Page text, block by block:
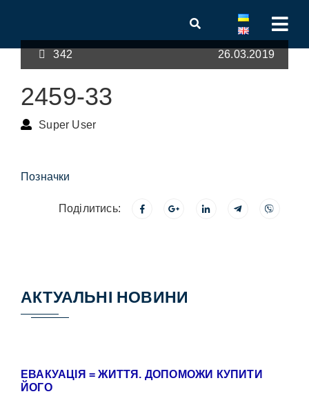
342 26.03.2019
2459-33
Super User
Позначки
Поділитись:
АКТУАЛЬНІ НОВИНИ
ЕВАКУАЦІЯ = ЖИТТЯ. ДОПОМОЖИ КУПИТИ
ЙОГО